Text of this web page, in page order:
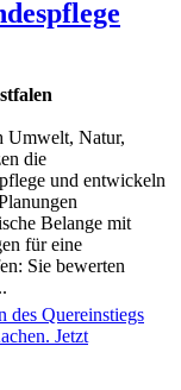
Umwelt, Natur,
die
und entwickeln
Belange mit
für eine
Sie bewerten